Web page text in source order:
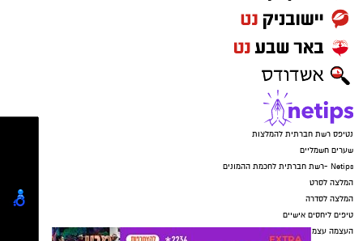
אותנו
גדולה יותר בגילי העבודה.
יש לכם מידע חשוב שטרם נחשף? צילומים מאירוע
חדשותי? מצאתם טעות בכתבה? נשמח שתשתפו
אותנו